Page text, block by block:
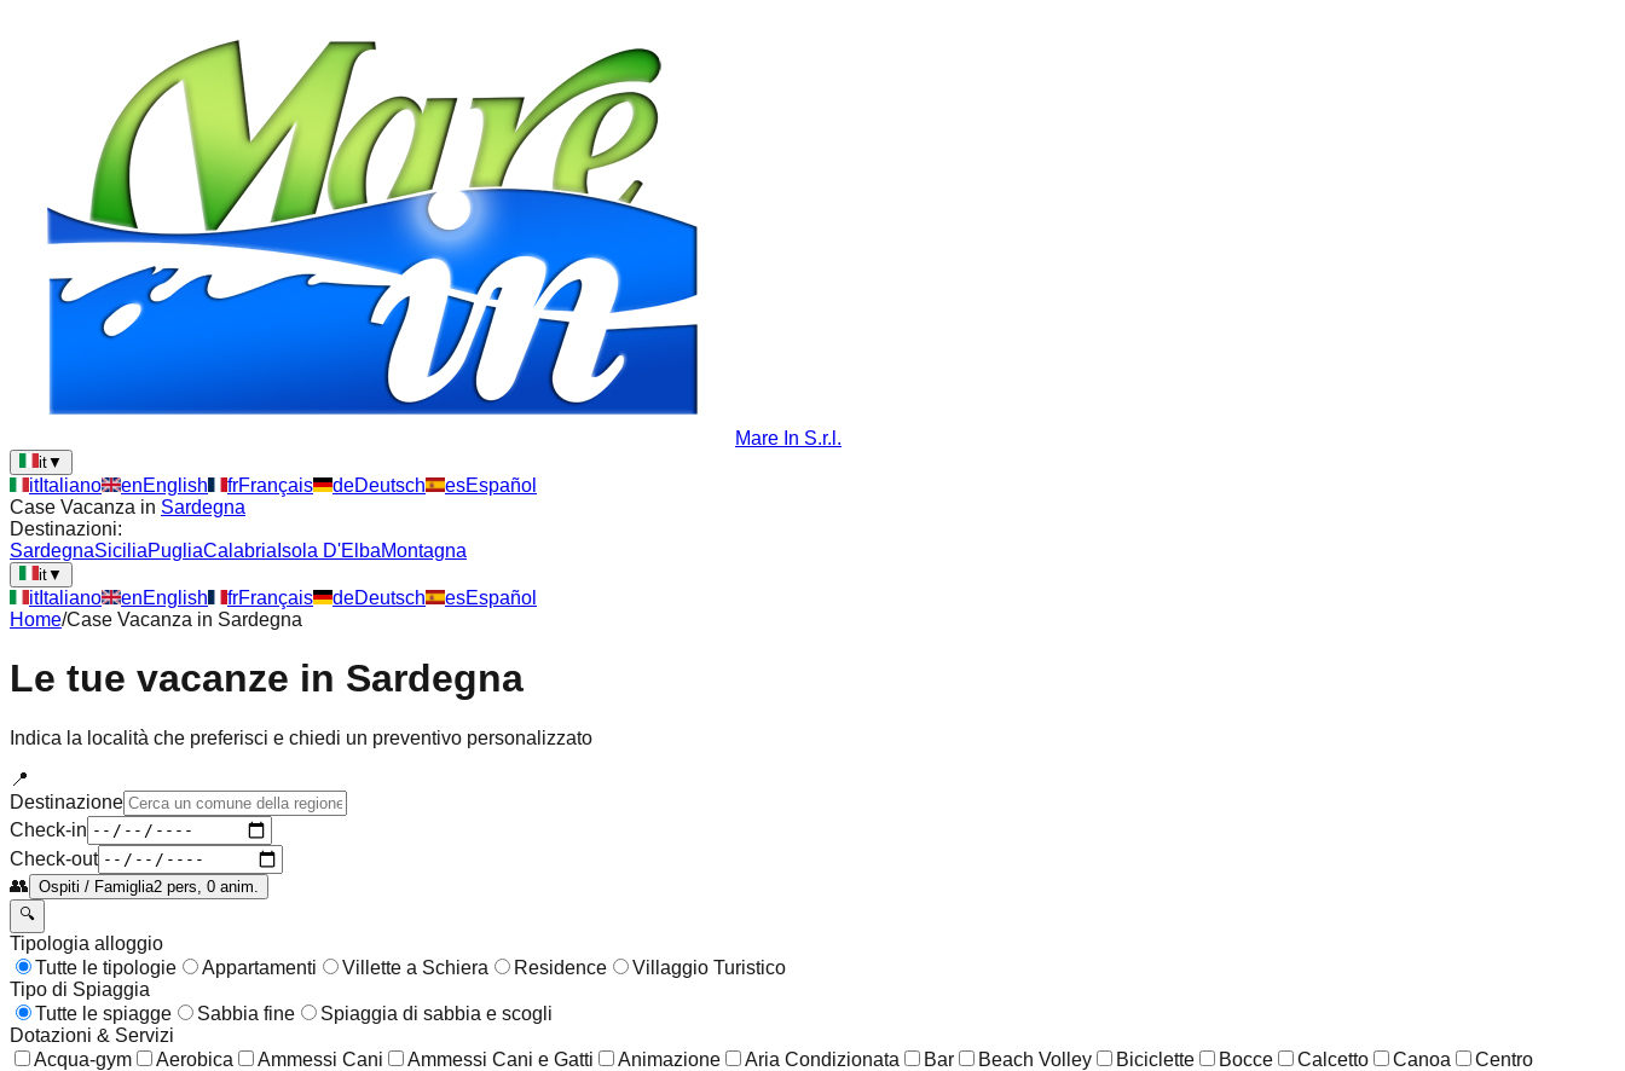
Mare In S.r.l.
it▼
itItaliano enEnglish frFrançais deDeutsch esEspañol
Case Vacanza in Sardegna
Destinazioni:
SardegnaSiciliaPugliaCalabria Isola D'ElbaMontagna
it▼
itItaliano enEnglish frFrançais deDeutsch esEspañol
Home/Case Vacanza in Sardegna
Le tue vacanze in Sardegna
Indica la località che preferisci e chiedi un preventivo personalizzato
📍
Destinazione
Check-in
Check-out
👥 Ospiti / Famiglia2 pers, 0 anim.
🔍
Tipologia alloggio
Tutte le tipologie
Appartamenti Villette a Schiera Residence
Villaggio Turistico
Tipo di Spiaggia
Tutte le spiagge
Sabbia fine
Spiaggia di sabbia e scogli
Dotazioni & Servizi
Acqua-gym
Aerobica Ammessi Cani Ammessi Cani e Gatti Animazione Aria Condizionata Bar Beach Volley Biciclette Bocce Calcetto Canoa
Centro